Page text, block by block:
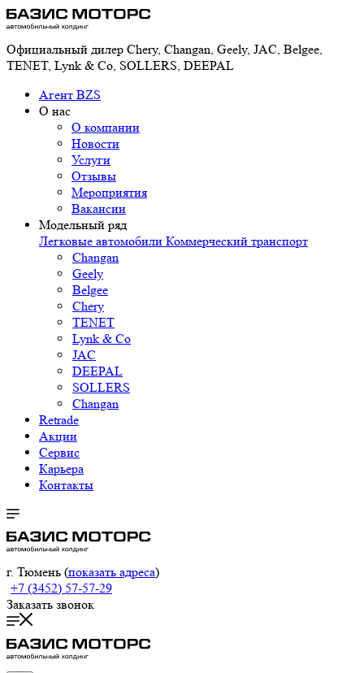
Официальный дилер Chery, Changan, Geely, JAC, Belgee,
TENET, Lynk & Co, SOLLERS, DEEPAL
Агент BZS
О нас
О компании
Новости
Услуги
Отзывы
Мероприятия
Вакансии
Модельный ряд
Легковые автомобили Коммерческий транспорт
Changan
Geely
Belgee
Chery
TENET
Lynk & Co
JAC
DEEPAL
SOLLERS
Changan
Retrade
Акции
Сервис
Карьера
Контакты
г. Тюмень (показать адреса)
+7 (3452) 57-57-29
Заказать звонок